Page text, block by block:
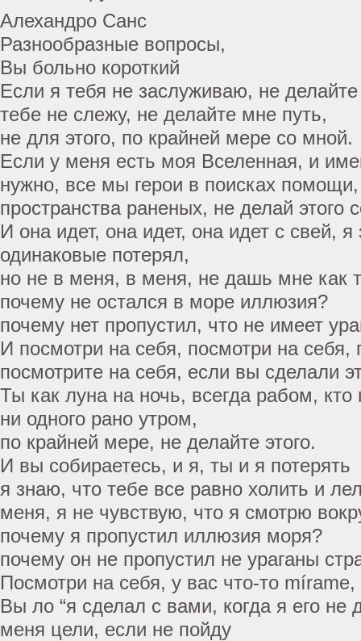
Алехандро Санс
Разнообразные вопросы,
Вы больно короткий
Если я тебя не заслуживаю, не
тебе не слежу, не делайте мне путь,
не для этого, по крайней мере со мной.
Если у меня есть моя Вселенная, и
нужно, все мы герои в поисках помощи,
пространства раненых, не делай этого
И она идет, она идет, она идет с свей,
одинаковые потерял,
но не в меня, в меня, не дашь мне как
почему не остался в море иллюзия?
почему нет пропустил, что не имеет
И посмотри на себя, посмотри на себя,
посмотрите на себя, если вы сделали
Ты как луна на ночь, всегда рабом, кто
ни одного рано утром,
по крайней мере, не делайте этого.
И вы собираетесь, и я, ты и я потерять
я знаю, что тебе все равно холить и
меня, я не чувствую, что я смотрю
почему я пропустил иллюзия моря?
почему он не пропустил не ураганы
Посмотри на себя, у вас что-то
Вы ло “я сделал с вами, когда я его не
меня цели, если не пойду